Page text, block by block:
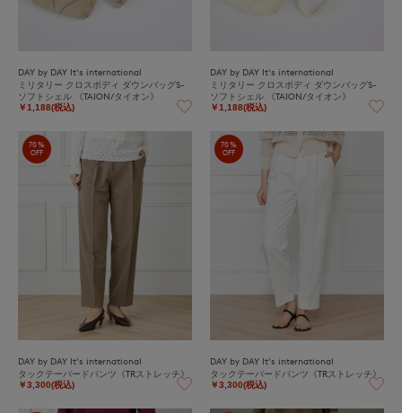
DAY by DAY It's international
ミリタリー クロスボディ ダウンバッグS-
ソフトシェル 《TAION/タイオン》
￥1,188(税込)
DAY by DAY It's international
ミリタリー クロスボディ ダウンバッグS-
ソフトシェル 《TAION/タイオン》
￥1,188(税込)
70%
OFF
DAY by DAY It's international
タックテーパードパンツ《TRストレッチ》
￥3,300(税込)
70%
OFF
DAY by DAY It's international
タックテーパードパンツ《TRストレッチ》
￥3,300(税込)